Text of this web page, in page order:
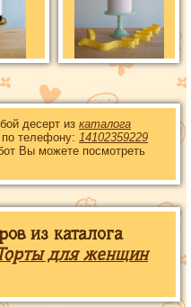
десерт из каталога
по телефону: 14102359229
Вы можете посмотреть
из каталога
для женщин